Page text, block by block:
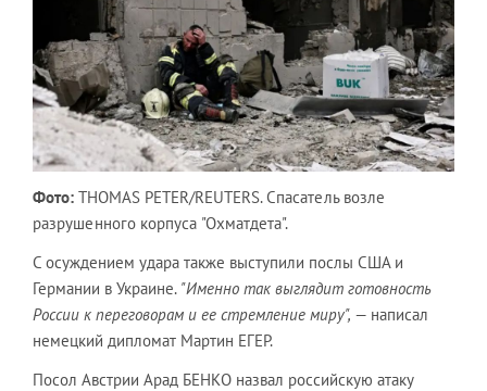
Фото: THOMAS PETER/REUTERS.Спасатель возле
разрушенного корпуса "Охматдета".
С осуждением удара также выступили послы США и
Германии в Украине. "Именно так выглядит готовность
России к переговорам и ее стремление миру", — написал
немецкий дипломат Мартин ЕГЕР.
Посол Австрии Арад БЕНКО назвал российскую атаку